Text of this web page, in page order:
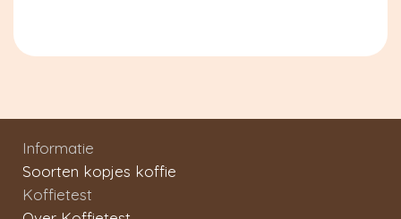
Informatie
Soorten kopjes koffie
Koffietest